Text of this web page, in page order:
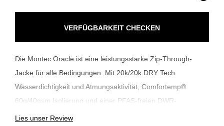
VERFÜGBARKEIT CHECKEN
Die Montec Oracle ist eine leistungsstarke Zip-Through-
Jacke für alle Bedingungen. Mit 20k/20k DRY Tech
Wasserdichtigkeit und Atmungsaktivität, Comfortemp®
60g/40gsm Isolierung und einer PFAS-freien DWR-
Beschichtung hält dich die Oracle von der ersten Bergfahrt
Lies unser Review